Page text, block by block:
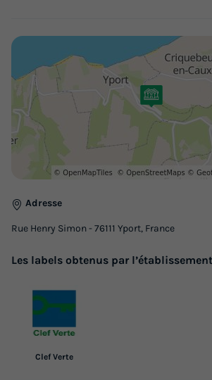
Adresse
Rue Henry Simon - 76111 Yport, France
Les labels obtenus par l’établissement
Clef Verte